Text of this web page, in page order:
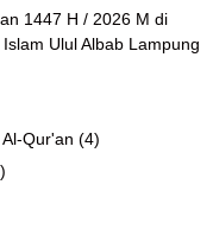
1447 H / 2026 M di
Ulul Albab Lampung
Qur'an (4)